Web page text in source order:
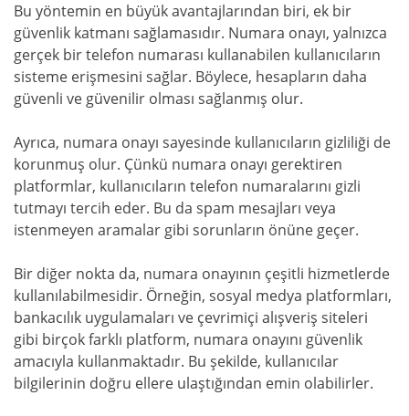
Bu yöntemin en büyük avantajlarından biri, ek bir
güvenlik katmanı sağlamasıdır. Numara onayı, yalnızca
gerçek bir telefon numarası kullanabilen kullanıcıların
sisteme erişmesini sağlar. Böylece, hesapların daha
güvenli ve güvenilir olması sağlanmış olur.
Ayrıca, numara onayı sayesinde kullanıcıların gizliliği de
korunmuş olur. Çünkü numara onayı gerektiren
platformlar, kullanıcıların telefon numaralarını gizli
tutmayı tercih eder. Bu da spam mesajları veya
istenmeyen aramalar gibi sorunların önüne geçer.
Bir diğer nokta da, numara onayının çeşitli hizmetlerde
kullanılabilmesidir. Örneğin, sosyal medya platformları,
bankacılık uygulamaları ve çevrimiçi alışveriş siteleri
gibi birçok farklı platform, numara onayını güvenlik
amacıyla kullanmaktadır. Bu şekilde, kullanıcılar
bilgilerinin doğru ellere ulaştığından emin olabilirler.